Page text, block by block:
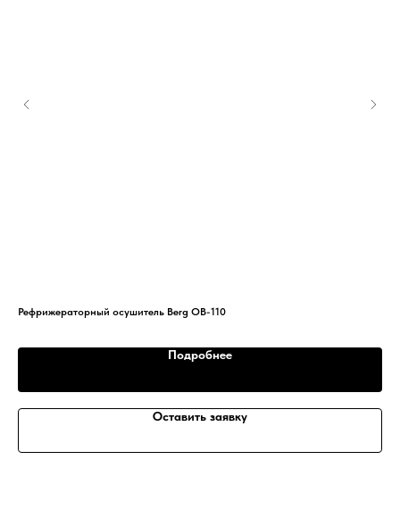
Рефрижераторный осушитель Berg OB-110
Подробнее
Оставить заявку